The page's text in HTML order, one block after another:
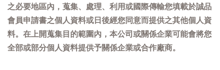
之必要地區內，蒐集、處理、利用或國際傳輸您填載於誠品
會員申請書之個人資料或日後經您同意而提供之其他個人資
料。在上開蒐集目的範圍內，本公司或關係企業可能會將您
全部或部分個人資料提供予關係企業或合作廠商。